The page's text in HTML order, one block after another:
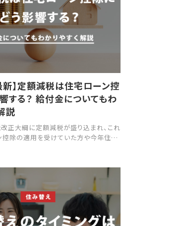
新】定額減税は住宅ローン控
する？ 給付金についてもわ
説
正大綱に定額減税が盛り込まれ、これ
控除の適用を受けていた方や今年住宅
もいらっしゃるでしょう。 本記事では、
と住宅ローン控除の仕組みについて解
、両者を併用する場合の控除額や具体的
ンをご紹介します。